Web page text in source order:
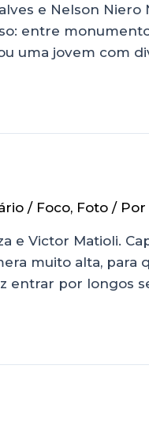
e Nelson
entre
uma jovem com
/ Foco, Foto / Por
e Victor Matioli.
muito alta, para
entrar por longos